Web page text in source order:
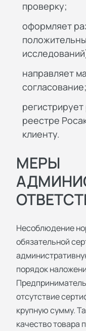
проверку;
оформляет
направляет
согласование;
реестре
клиенту.
МЕРЫ
Несоблюдение
обязательной
порядок
отсутствие
крупную сумму.
качество товара